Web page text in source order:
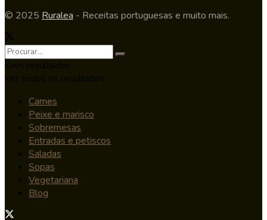
© 2025 Ruralea - Receitas portuguesas e muito mais.
Carnes
Peixe e marisco
Sobremesas
Entradas e petiscos
Saladas
Sopas
Vegetariana
Blog